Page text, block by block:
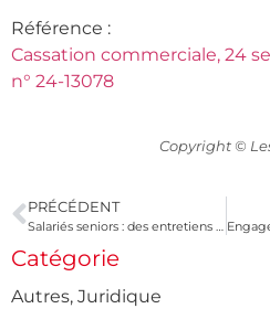
Référence :
Cassation commerciale, 24
n° 24-13078
Copyright ©
PRÉCÉDENT
Salariés seniors : des entretiens de mi-carrière et de fin de carrière
Catégorie
Autres, Juridique